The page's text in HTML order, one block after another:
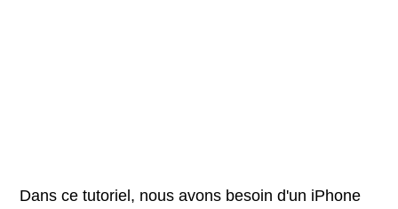
Dans ce tutoriel, nous avons besoin d'un iPhone